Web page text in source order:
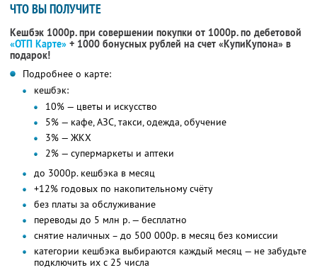
ЧТО ВЫ ПОЛУЧИТЕ
Кешбэк 1000р. при совершении покупки от 1000р. по дебетовой
«ОТП Карте» + 1000 бонусных рублей на счет «КупиКупона» в
подарок!
Подробнее о карте:
кешбэк:
10% — цветы и искусство
5% — кафе, АЗС, такси, одежда, обучение
3% — ЖКХ
2% — супермаркеты и аптеки
до 3000р. кешбэка в месяц
+12% годовых по накопительному счёту
без платы за обслуживание
переводы до 5 млн р. — бесплатно
снятие наличных – до 500 000р. в месяц без комиссии
категории кешбэка выбираются каждый месяц — не забудьте
подключить их с 25 числа